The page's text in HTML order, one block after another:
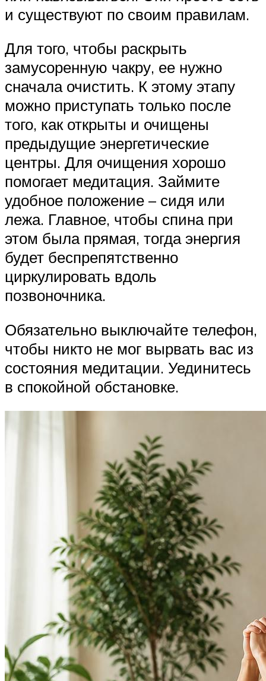
и существуют по своим правилам.
Для того, чтобы раскрыть
замусоренную чакру, ее нужно
сначала очистить. К этому этапу
можно приступать только после
того, как открыты и очищены
предыдущие энергетические
центры. Для очищения хорошо
помогает медитация. Займите
удобное положение – сидя или
лежа. Главное, чтобы спина при
этом была прямая, тогда энергия
будет беспрепятственно
циркулировать вдоль
позвоночника.
Обязательно выключайте телефон,
чтобы никто не мог вырвать вас из
состояния медитации. Уединитесь
в спокойной обстановке.